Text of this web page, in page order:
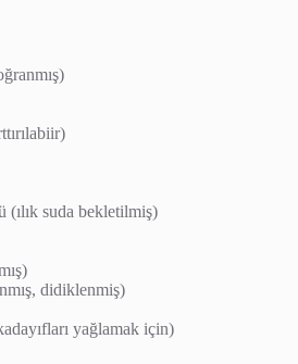
(ılık suda bekletilmiş)
didiklenmiş)
yağlamak için)